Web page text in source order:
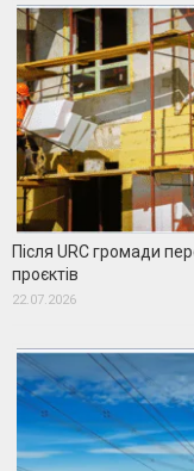
Після URC громади
проєктів
22.07.2026